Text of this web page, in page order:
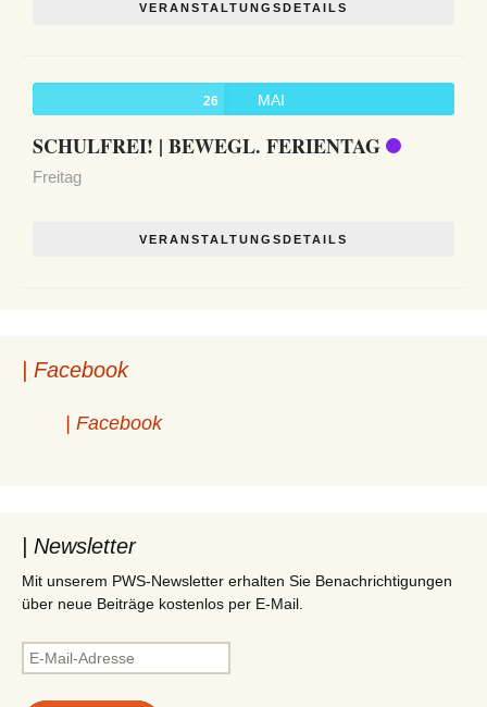
VERANSTALTUNGSDETAILS
26 MAI
SCHULFREI! | BEWEGL. FERIENTAG
Freitag
VERANSTALTUNGSDETAILS
| Facebook
| Facebook
| Newsletter
Mit unserem PWS-Newsletter erhalten Sie Benachrichtigungen
über neue Beiträge kostenlos per E-Mail.
E-
Mail-
Adresse